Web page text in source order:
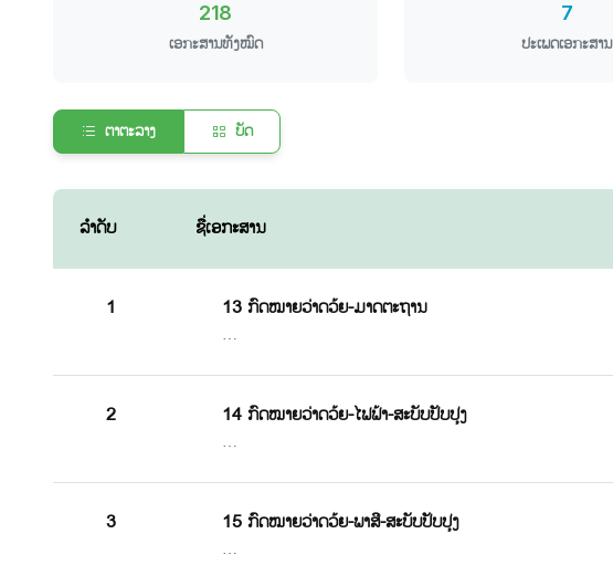
218
ເອກະສານທັງໝົດ
7
ປະເພດເອກະສານ
ຕາຕະລາງ ບັດ
ລຳດັບ ຊື່ເອກະສານ
1 13 ກົດໝາຍວ່າດວ້ຍ-ມາດຕະຖານ
…
2 14 ກົດໝາຍວ່າດວ້ຍ-ໄຟຟ້າ-ສະບັບປັບປຸງ
…
3 15 ກົດໝາຍວ່າດວ້ຍ-ພາສີ-ສະບັບປັບປຸງ
…